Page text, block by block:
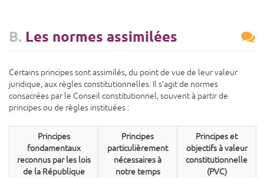
B. Les normes assimilées
Certains principes sont assimilés, du point de vue de leur valeur
juridique, aux règles constitutionnelles. Il s'agit de normes
consacrées par le Conseil constitutionnel, souvent à partir de
principes ou de règles instituées :
Principes
fondamentaux
reconnus par les lois
de la République
Principes
particulièrement
nécessaires à
notre temps
Principes et
objectifs à valeur
constitutionnelle
(PVC)